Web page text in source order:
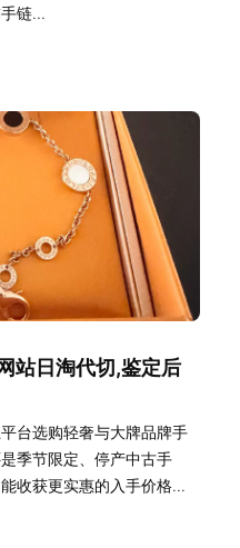
链...
站日淘代切,鉴定后
台选购轻奢与大牌品牌手
季节限定、停产中古手
收获更实惠的入手价格...